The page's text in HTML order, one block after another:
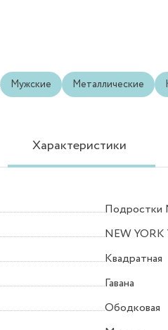
Мужские Металлические
Характеристики
Подростки
NEW YORK
Квадратная
Гавана
Ободковая